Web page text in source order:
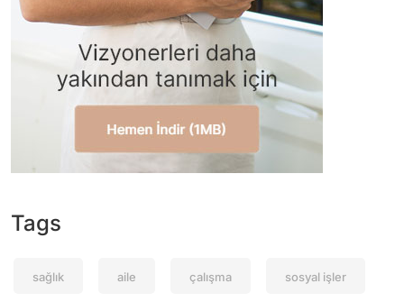
Tags
sağlık aile çalışma sosyal işler